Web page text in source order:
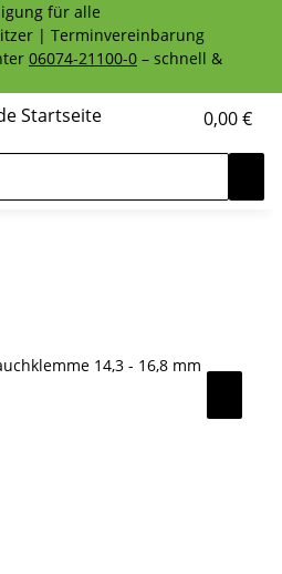
für alle
| Terminvereinbarung
06074-21100-0 – schnell &
0,00 €